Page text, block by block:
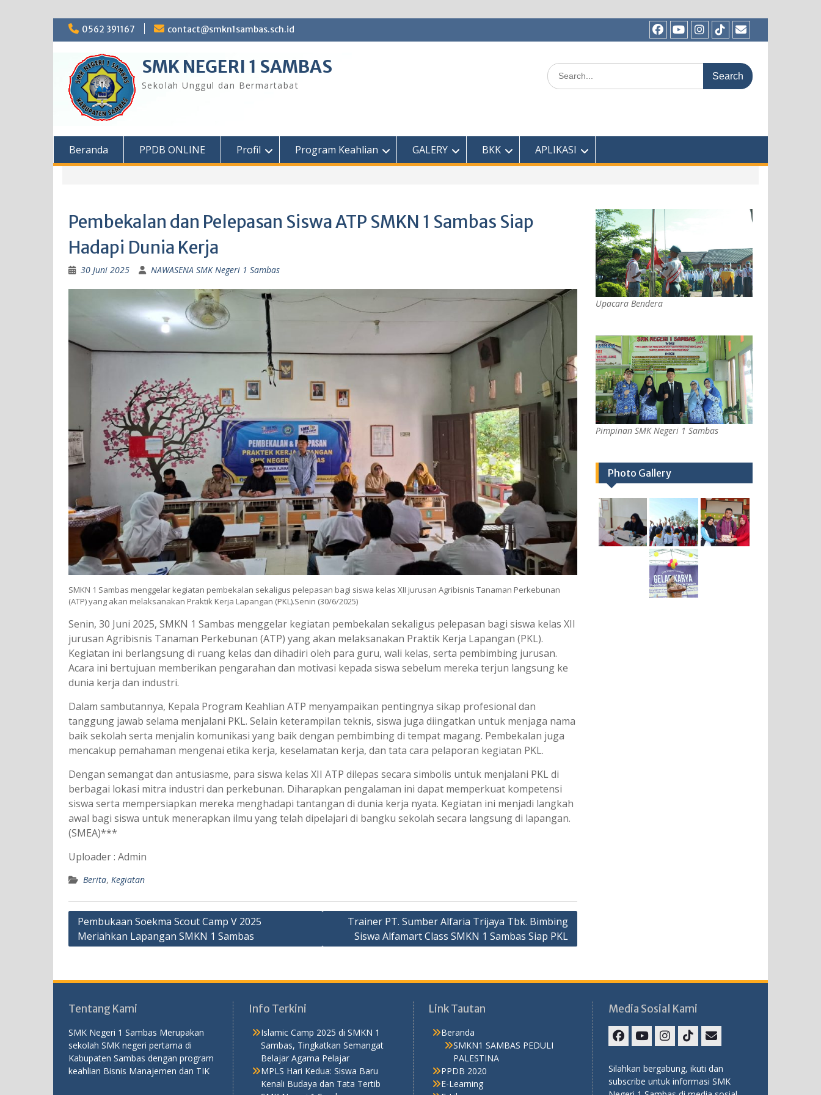
Skip
0562 391167
contact@smkn1sambas.sch.id
FacebookYoutubeInstagram
TikTokEmail
SMK NEGERI 1 SAMBAS
Sekolah Unggul dan Bermartabat
Search
for:
Beranda PPDB ONLINE Profil Program Keahlian GALERY BKK APLIKASI
Pembekalan dan Pelepasan Siswa ATP SMKN 1 Sambas Siap
Hadapi Dunia Kerja
30 Juni 2025 NAWASENA SMK Negeri 1 Sambas
SMKN 1 Sambas menggelar kegiatan pembekalan sekaligus pelepasan bagi siswa kelas XII jurusan Agribisnis Tanaman Perkebunan
(ATP) yang akan melaksanakan Praktik Kerja Lapangan (PKL).Senin (30/6/2025)
Senin, 30 Juni 2025, SMKN 1 Sambas menggelar kegiatan pembekalan sekaligus pelepasan bagi siswa kelas XII
jurusan Agribisnis Tanaman Perkebunan (ATP) yang akan melaksanakan Praktik Kerja Lapangan (PKL).
Kegiatan ini berlangsung di ruang kelas dan dihadiri oleh para guru, wali kelas, serta pembimbing jurusan.
Acara ini bertujuan memberikan pengarahan dan motivasi kepada siswa sebelum mereka terjun langsung ke
dunia kerja dan industri.
Dalam sambutannya, Kepala Program Keahlian ATP menyampaikan pentingnya sikap profesional dan
tanggung jawab selama menjalani PKL. Selain keterampilan teknis, siswa juga diingatkan untuk menjaga nama
baik sekolah serta menjalin komunikasi yang baik dengan pembimbing di tempat magang. Pembekalan juga
mencakup pemahaman mengenai etika kerja, keselamatan kerja, dan tata cara pelaporan kegiatan PKL.
Dengan semangat dan antusiasme, para siswa kelas XII ATP dilepas secara simbolis untuk menjalani PKL di
berbagai lokasi mitra industri dan perkebunan. Diharapkan pengalaman ini dapat memperkuat kompetensi
siswa serta mempersiapkan mereka menghadapi tantangan di dunia kerja nyata. Kegiatan ini menjadi langkah
awal bagi siswa untuk menerapkan ilmu yang telah dipelajari di bangku sekolah secara langsung di lapangan.
(SMEA)***
Uploader : Admin
Berita, Kegiatan
Navigasi
pos
Pembukaan Soekma Scout Camp V 2025
Meriahkan Lapangan SMKN 1 Sambas
Trainer PT. Sumber Alfaria Trijaya Tbk. Bimbing
Siswa Alfamart Class SMKN 1 Sambas Siap PKL
Upacara Bendera
Pimpinan SMK Negeri 1 Sambas
Photo Gallery
Tentang Kami
SMK Negeri 1 Sambas Merupakan
sekolah SMK negeri pertama di
Kabupaten Sambas dengan program
keahlian Bisnis Manajemen dan TIK
Info Terkini
Islamic Camp 2025 di SMKN 1
Sambas, Tingkatkan Semangat
Belajar Agama Pelajar
MPLS Hari Kedua: Siswa Baru
Kenali Budaya dan Tata Tertib
Link Tautan
Beranda
SMKN1 SAMBAS PEDULI
PALESTINA
PPDB 2020
E-Learning
Media Sosial Kami
Silahkan bergabung, ikuti dan
subscribe untuk informasi SMK